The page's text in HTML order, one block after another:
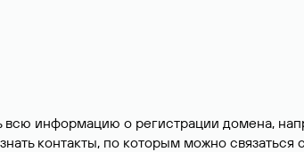
всю информацию о регистрации домена,
контакты, по которым можно связаться с